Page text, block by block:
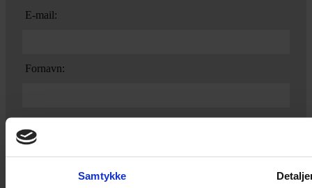
Samtykke
E-mail:
Fornavn:
Ved tilmelding accepterer du vores